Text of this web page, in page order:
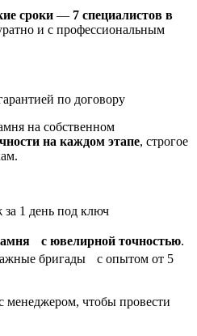
сроки — 7 специалистов в
и с профессиональным
по договору
на собственном
на каждом этапе, строгое
за 1 день под ключ
с ювелирной точностью.
бригады с опытом от 5
менеджером, чтобы провести